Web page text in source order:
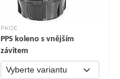
PKOE
PPS koleno s vnějším
závitem